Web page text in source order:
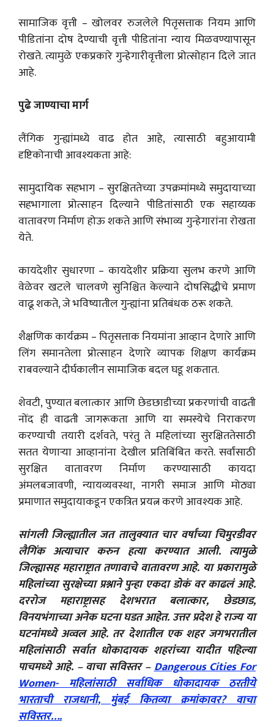
सामाजिक वृत्ती – खोलवर रुजलेले पितृसत्ताक नियम आणि
पीडितांना दोष देण्याची वृत्ती पीडितांना न्याय मिळवण्यापासून
रोखते. त्यामुळे एकप्रकारे गुन्हेगारीवृत्तीला प्रोत्सोहान दिले जात
आहे.
पुढे जाण्याचा मार्ग
लैंगिक गुन्ह्यांमध्ये वाढ होत आहे, त्यासाठी बहुआयामी
दृष्टिकोनाची आवश्यकता आहे:
सामुदायिक सहभाग – सुरक्षिततेच्या उपक्रमांमध्ये समुदायाच्या
सहभागाला प्रोत्साहन दिल्याने पीडितांसाठी एक सहाय्यक
वातावरण निर्माण होऊ शकते आणि संभाव्य गुन्हेगारांना रोखता
येते.
कायदेशीर सुधारणा – कायदेशीर प्रक्रिया सुलभ करणे आणि
वेळेवर खटले चालवणे सुनिश्चित केल्याने दोषसिद्धीचे प्रमाण
वाढू शकते, जे भविष्यातील गुन्ह्यांना प्रतिबंधक ठरू शकते.
शैक्षणिक कार्यक्रम – पितृसत्ताक नियमांना आव्हान देणारे आणि
लिंग समानतेला प्रोत्साहन देणारे व्यापक शिक्षण कार्यक्रम
राबवल्याने दीर्घकालीन सामाजिक बदल घडू शकतात.
शेवटी, पुण्यात बलात्कार आणि छेडछाडीच्या प्रकरणांची वाढती
नोंद ही वाढती जागरूकता आणि या समस्येचे निराकरण
करण्याची तयारी दर्शवते, परंतु ते महिलांच्या सुरक्षिततेसाठी
सतत येणाऱ्या आव्हानांना देखील प्रतिबिंबित करते. सर्वांसाठी
सुरक्षित वातावरण निर्माण करण्यासाठी कायदा
अंमलबजावणी, न्यायव्यवस्था, नागरी समाज आणि मोठ्या
प्रमाणात समुदायाकडून एकत्रित प्रयत्न करणे आवश्यक आहे.
सांगली जिल्ह्यातील जत तालुक्यात चार वर्षांच्या चिमुरडीवर
लैगिंक अत्याचार करुन हत्या करण्यात आली. त्यामुळे
जिल्ह्यासह महाराष्ट्रात तणावाचे वातावरण आहे. या प्रकारामुळे
महिलांच्या सुरक्षेच्या प्रश्नाने पुन्हा एकदा डोकं वर काढलं आहे.
दररोज महाराष्ट्रासह देशभरात बलात्कार, छेडछाड,
विनयभंगाच्या अनेक घटना घडत आहेत. उत्तर प्रदेश हे राज्य या
घटनांमध्ये अव्वल आहे. तर देशातील एक शहर जगभरातील
महिलांसाठी सर्वात धोकादायक शहरांच्या यादीत पहिल्या
पाचमध्ये आहे. – वाचा सविस्तर –Dangerous Cities For
Women- महिलांसाठी सर्वाधिक धोकादायक ठरतीये
भारताची राजधानी, मुंबई कितव्या क्रमांकावर? वाचा
सविस्तर….